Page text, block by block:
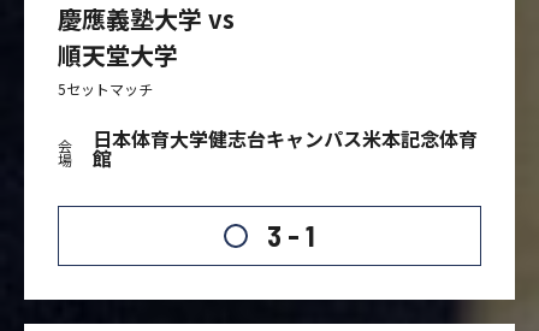
慶應義塾大学 vs
順天堂大学
5セットマッチ
会
場
日本体育大学健志台キャンパス米本記念体育
館
3 - 1